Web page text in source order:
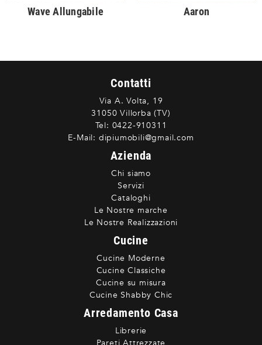
Wave Allungabile Aaron
Contatti
Via A. Volta, 19
31050 Villorba (TV)
Tel: 0422-910311
E-Mail: dipiumobili@gmail.com
Azienda
Chi siamo
Servizi
Cataloghi
Le Nostre marche
Le Nostre Realizzazioni
Cucine
Cucine Moderne
Cucine Classiche
Cucine su misura
Cucine Shabby Chic
Arredamento Casa
Librerie